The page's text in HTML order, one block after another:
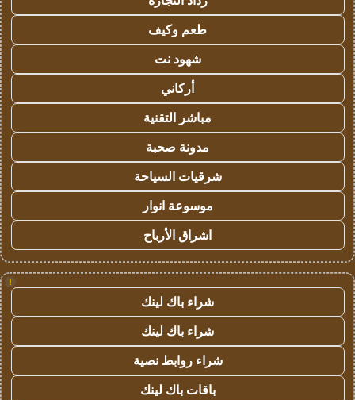
طعم وكيف
شهود نت
أركاني
مباشر التقنية
مدونة صحبة
شرقيات السياحة
موسوعة انوار
اشراق الأرباح
!
شراء باك لينك
شراء باك لينك
شراء روابط نصية
باقات باك لينك